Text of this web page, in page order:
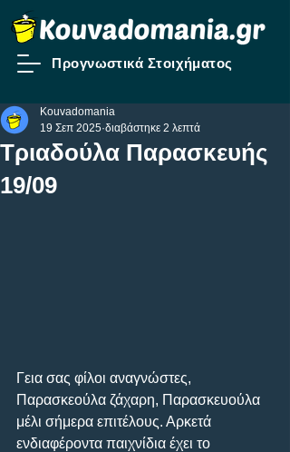
Προγνωστικά Στοιχήματος
Τριαδούλα Παρασκευής
19/09
Kouvadomania
19 Σεπ 2025 διαβάστηκε 2 λεπτά
Γεια σας φίλοι αναγνώστες,
Παρασκεούλα ζάχαρη, Παρασκευούλα
μέλι σήμερα επιτέλους. Αρκετά
ενδιαφέροντα παιχνίδια έχει το